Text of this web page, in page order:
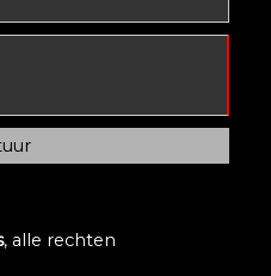
, alle rechten